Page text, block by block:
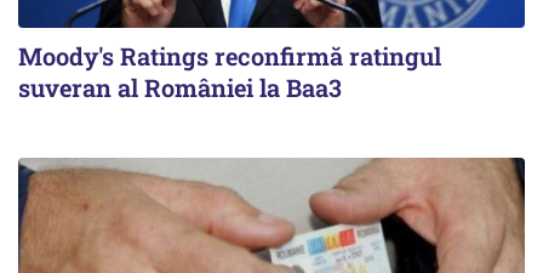
Moody's Ratings reconfirmă ratingul
suveran al României la Baa3